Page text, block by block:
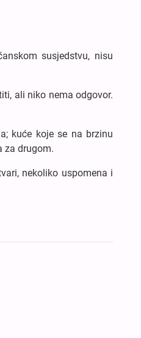
susjedstvu, nisu
ali niko nema odgovor.
kuće koje se na brzinu
za drugom.
nekoliko uspomena i